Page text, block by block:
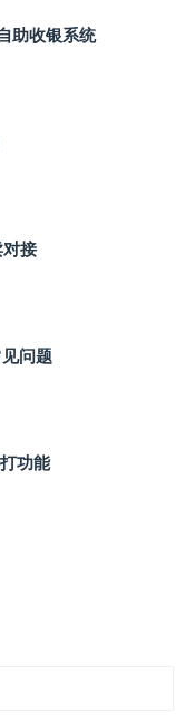
助收银系统
接
问题
功能